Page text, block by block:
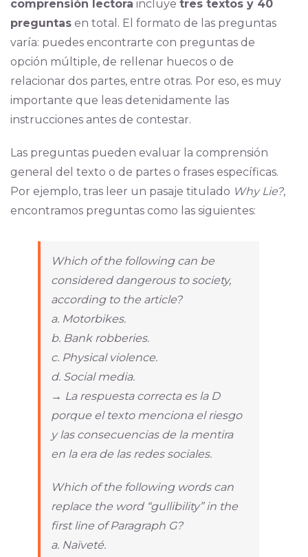
comprensión lectora incluye tres textos y 40
preguntasen total. El formato de las preguntas
varía: puedes encontrarte con preguntas de
opción múltiple, de rellenar huecos o de
relacionar dos partes, entre otras. Por eso, es muy
importante que leas detenidamente las
instrucciones antes de contestar.
Las preguntas pueden evaluar la comprensión
general del texto o de partes o frases específicas.
Por ejemplo, tras leer un pasaje titulado Why Lie?,
encontramos preguntas como las siguientes:
Which of the following can be
considered dangerous to society,
according to the article?
a. Motorbikes.
b. Bank robberies.
c. Physical violence.
d. Social media.
→ La respuesta correcta es la D
porque el texto menciona el riesgo
y las consecuencias de la mentira
en la era de las redes sociales.
Which of the following words can
replace the word “gullibility” in the
first line of Paragraph G?
a. Naïveté.